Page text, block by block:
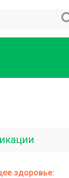
здоровье: